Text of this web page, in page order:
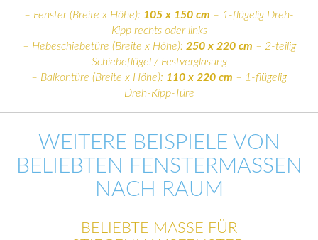
– Fenster (Breite x Höhe): 105 x 150 cm – 1-flügelig Dreh-
Kipp rechts oder links
– Hebeschiebetüre (Breite x Höhe): 250 x 220 cm – 2-teilig
Schiebeflügel / Festverglasung
– Balkontüre (Breite x Höhe): 110 x 220 cm – 1-flügelig
Dreh-Kipp-Türe
WEITERE BEISPIELE VON
BELIEBTEN FENSTERMASSEN N
ACH RAUM
BELIEBTE MASSE FÜR S